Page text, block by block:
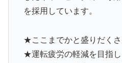
を採用しています。
★ここまでかと盛りだく
★運転疲労の軽減を目指